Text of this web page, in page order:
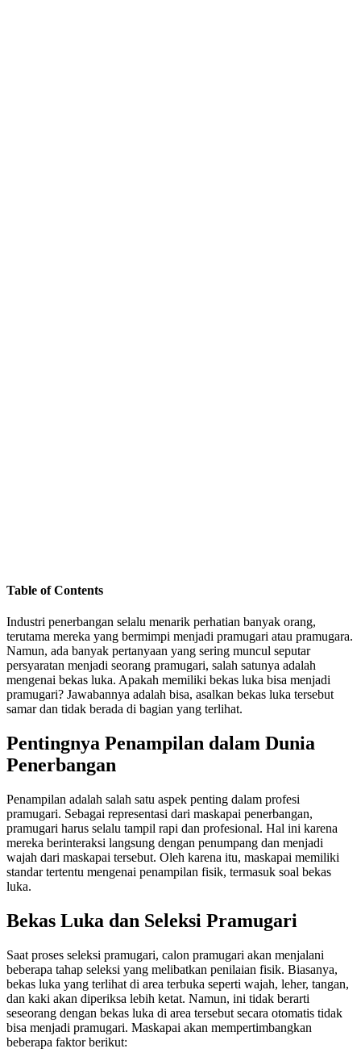
Table of Contents
Industri penerbangan selalu menarik perhatian banyak orang,
terutama mereka yang bermimpi menjadi pramugari atau pramugara.
Namun, ada banyak pertanyaan yang sering muncul seputar
persyaratan menjadi seorang pramugari, salah satunya adalah
mengenai bekas luka. Apakah memiliki bekas luka bisa menjadi
pramugari? Jawabannya adalah bisa, asalkan bekas luka tersebut
samar dan tidak berada di bagian yang terlihat.
Pentingnya Penampilan dalam Dunia
Penerbangan
Penampilan adalah salah satu aspek penting dalam profesi
pramugari. Sebagai representasi dari maskapai penerbangan,
pramugari harus selalu tampil rapi dan profesional. Hal ini karena
mereka berinteraksi langsung dengan penumpang dan menjadi
wajah dari maskapai tersebut. Oleh karena itu, maskapai memiliki
standar tertentu mengenai penampilan fisik, termasuk soal bekas
luka.
Bekas Luka dan Seleksi Pramugari
Saat proses seleksi pramugari, calon pramugari akan menjalani
beberapa tahap seleksi yang melibatkan penilaian fisik. Biasanya,
bekas luka yang terlihat di area terbuka seperti wajah, leher, tangan,
dan kaki akan diperiksa lebih ketat. Namun, ini tidak berarti
seseorang dengan bekas luka di area tersebut secara otomatis tidak
bisa menjadi pramugari. Maskapai akan mempertimbangkan
beberapa faktor berikut: